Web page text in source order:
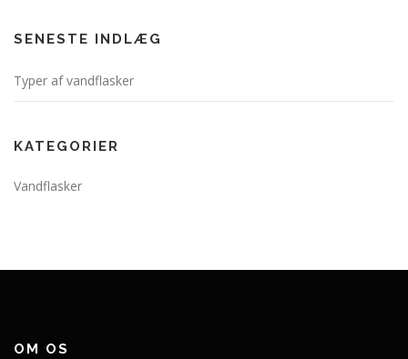
SENESTE INDLÆG
Typer af vandflasker
KATEGORIER
Vandflasker
OM OS